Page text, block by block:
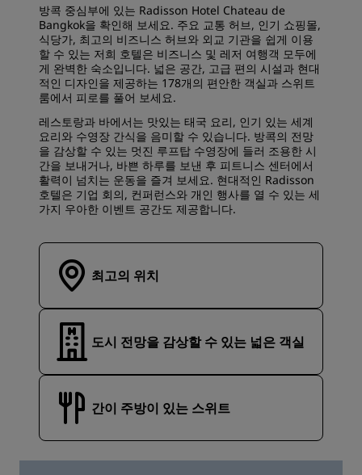
방콕 중심부에 있는 Radisson Hotel Chateau de
Bangkok을 확인해 보세요. 주요 교통 허브, 인기 쇼핑몰,
식당가, 최고의 비즈니스 허브와 외교 기관을 쉽게 이용
할 수 있는 저희 호텔은 비즈니스 및 레저 여행객 모두에
게 완벽한 숙소입니다. 넓은 공간, 고급 편의 시설과 현대
적인 디자인을 제공하는 178개의 편안한 객실과 스위트
룸에서 피로를 풀어 보세요.
레스토랑과 바에서는 맛있는 태국 요리, 인기 있는 세계
요리와 수영장 간식을 음미할 수 있습니다. 방콕의 전망
을 감상할 수 있는 멋진 루프탑 수영장에 들러 조용한 시
간을 보내거나, 바쁜 하루를 보낸 후 피트니스 센터에서
활력이 넘치는 운동을 즐겨 보세요. 현대적인 Radisson
호텔은 기업 회의, 컨퍼런스와 개인 행사를 열 수 있는 세
가지 우아한 이벤트 공간도 제공합니다.
최고의 위치
도시 전망을 감상할 수 있는 넓은 객실
간이 주방이 있는 스위트